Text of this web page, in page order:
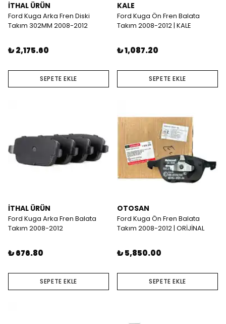
İTHAL ÜRÜN
Ford Kuga Arka Fren Diski
Takım 302MM 2008-2012
₺ 2,175.60
SEPETE EKLE
KALE
Ford Kuga Ön Fren Balata
Takım 2008-2012 | KALE
₺ 1,087.20
SEPETE EKLE
İTHAL ÜRÜN
Ford Kuga Arka Fren Balata
Takım 2008-2012
₺ 676.80
SEPETE EKLE
OTOSAN
Ford Kuga Ön Fren Balata
Takım 2008-2012 | ORİJİNAL
₺ 5,850.00
SEPETE EKLE